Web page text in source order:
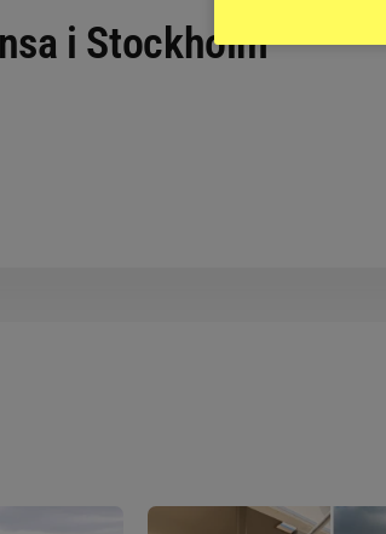
i Stockholm